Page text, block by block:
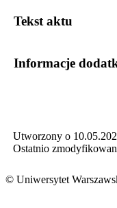
Tekst aktu
Informacje
Utworzony o
Ostatnio
© Uniwersytet